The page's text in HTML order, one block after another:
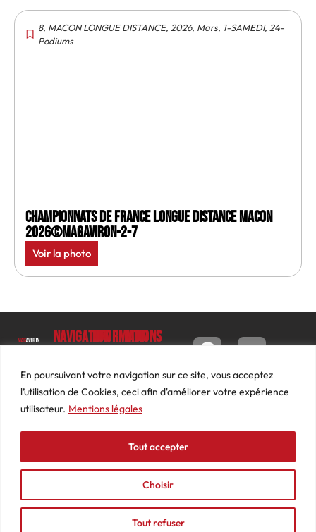
En poursuivant votre navigation sur ce site, vous acceptez
l’utilisation de Cookies, ceci afin d'améliorer votre expérience
utilisateur. Mentions légales
Choisir
Tout refuser
Tout accepter
8, MACON LONGUE DISTANCE, 2026, Mars, 1-SAMEDI, 24-
Podiums
Championnats de France longue distance Macon
2026©MagAviron-2-7
Voir la photo
Luc
Barbier
69640
74
87
Navigation
Le
Magazine
Photos
Actualités
Podcasts
Informations
Conditions
générales
de ventes
Mentions
légales
Mon
Tableau
de bord
Commandes
Adresses
Détails
du
compte